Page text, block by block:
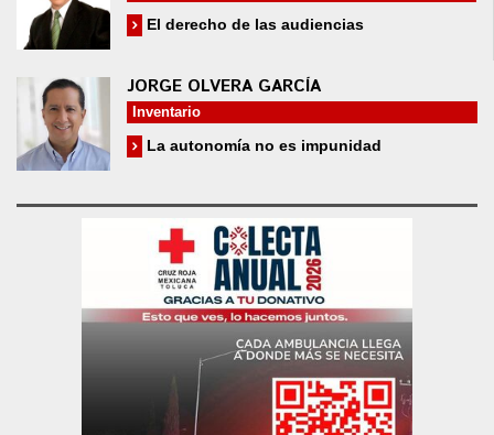
El derecho de las audiencias
JORGE OLVERA GARCÍA
Inventario
La autonomía no es impunidad